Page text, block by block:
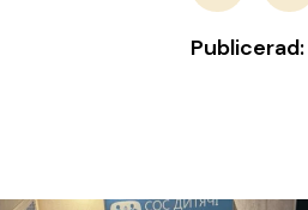
Publicerad: